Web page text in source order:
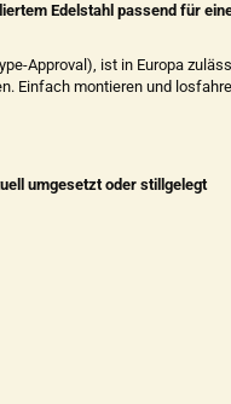
Edelstahl passend für
Approval), ist in Europa
Einfach montieren und
umgesetzt oder stillgelegt